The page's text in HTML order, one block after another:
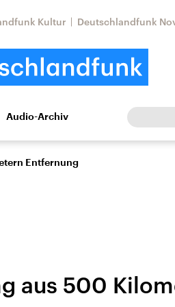
Kultur Deutschlandfunk
Kultur Europa
und
Iran
Audio-Archiv
Entfernung
aus 500